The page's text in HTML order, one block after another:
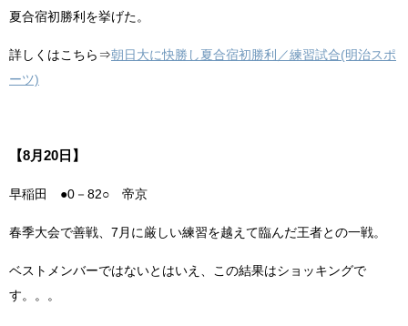
夏合宿初勝利を挙げた。
詳しくはこちら⇒朝日大に快勝し夏合宿初勝利／練習試合(明治スポ
ーツ)
【8月20日】
早稲田 ●0－82○ 帝京
春季大会で善戦、7月に厳しい練習を越えて臨んだ王者との一戦。
ベストメンバーではないとはいえ、この結果はショッキングで
す。。。